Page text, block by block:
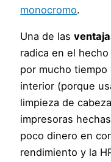
monocromo.
Una de las
radica en el
por mucho
interior (porque
limpieza de
impresoras
poco dinero en
rendimiento y la